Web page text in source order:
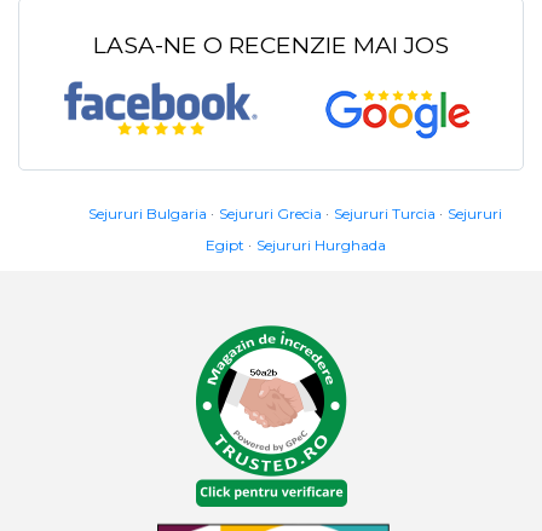
LASA-NE O RECENZIE MAI JOS
Sejururi Bulgaria Sejururi Grecia Sejururi Turcia
Sejururi
Egipt
Sejururi Hurghada